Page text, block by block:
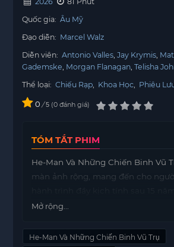
Quốc gia: Âu Mỹ
Đạo diễn: Marcel Walz
Diễn viên: Antonio Valles Jay Krymis
Gademske Morgan Flanagan Telisha
Thể loại: Chiếu Rạp Khoa Học Phiêu
0 / 5 0 đánh giá
TÓM TẮT PHIM
He-Man Và Những Chiến Binh Vũ
màn ảnh rộng, mang đến cho
Quyền Năng đã đưa Hoàng tử
hương của anh đã rơi vào sự cai trị
Mở rộng...
He-Man Và Những Chiến Binh Vũ Trụ